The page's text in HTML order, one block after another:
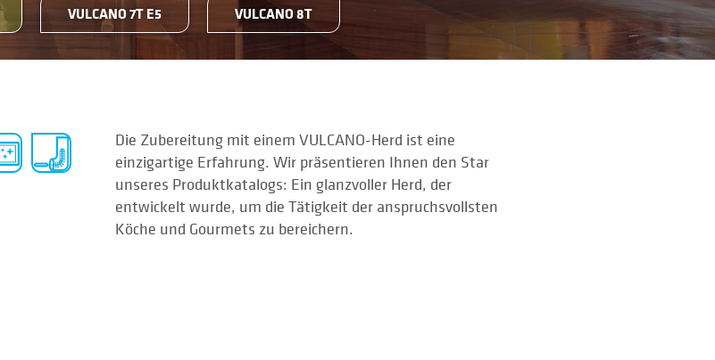
VULCANO 7T E5 VULCANO 8T
Die Zubereitung mit einem VULCANO-Herd ist eine
einzigartige Erfahrung. Wir präsentieren Ihnen den Star
unseres Produktkatalogs: Ein glanzvoller Herd, der
entwickelt wurde, um die Tätigkeit der anspruchsvollsten
Köche und Gourmets zu bereichern.